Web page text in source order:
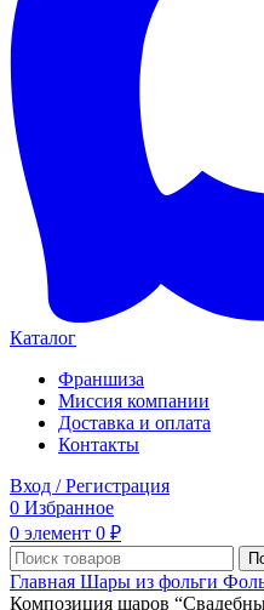
Каталог
Франшиза
Миссия компании
Доставка и оплата
Контакты
Вход / Регистрация
0 Избранное
0 элемент 0 ₽
Главная Шары из фольги
Композиция шаров